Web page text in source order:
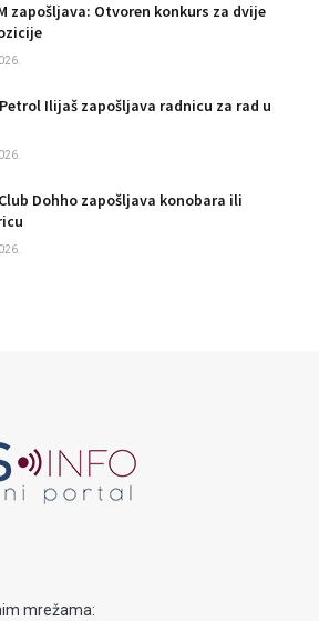
zapošljava: Otvoren konkurs za dvije
Ilijaš zapošljava radnicu za rad u
Dohho zapošljava konobara ili
mrežama: